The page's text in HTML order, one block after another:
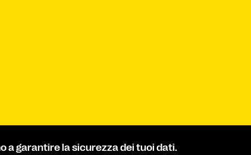
a garantire la sicurezza dei tuoi dati.